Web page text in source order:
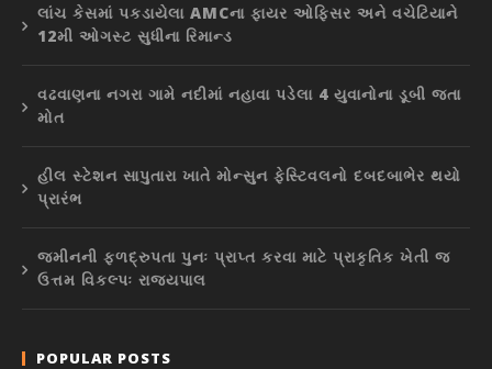
લાંચ કેસમાં પકડાયેલા AMCના ફાયર ઓફિસર અને વચેટિયાને
12મી ઓગસ્ટ સુધીના રિમાન્ડ
વઢવાણના નગરા ગામે નદીમાં નહાવા પડેલા 4 યુવાનોના ડૂબી જતા
મોત
હીલ સ્ટેશન સાપુતારા ખાતે મોન્સુન ફેસ્ટિવલનો દબદબાભેર થયો
પ્રારંભ
જમીનની ફળદ્રુપતા પુનઃ પ્રાપ્ત કરવા માટે પ્રાકૃતિક ખેતી જ
ઉત્તમ વિકલ્પઃ રાજ્યપાલ
POPULAR POSTS